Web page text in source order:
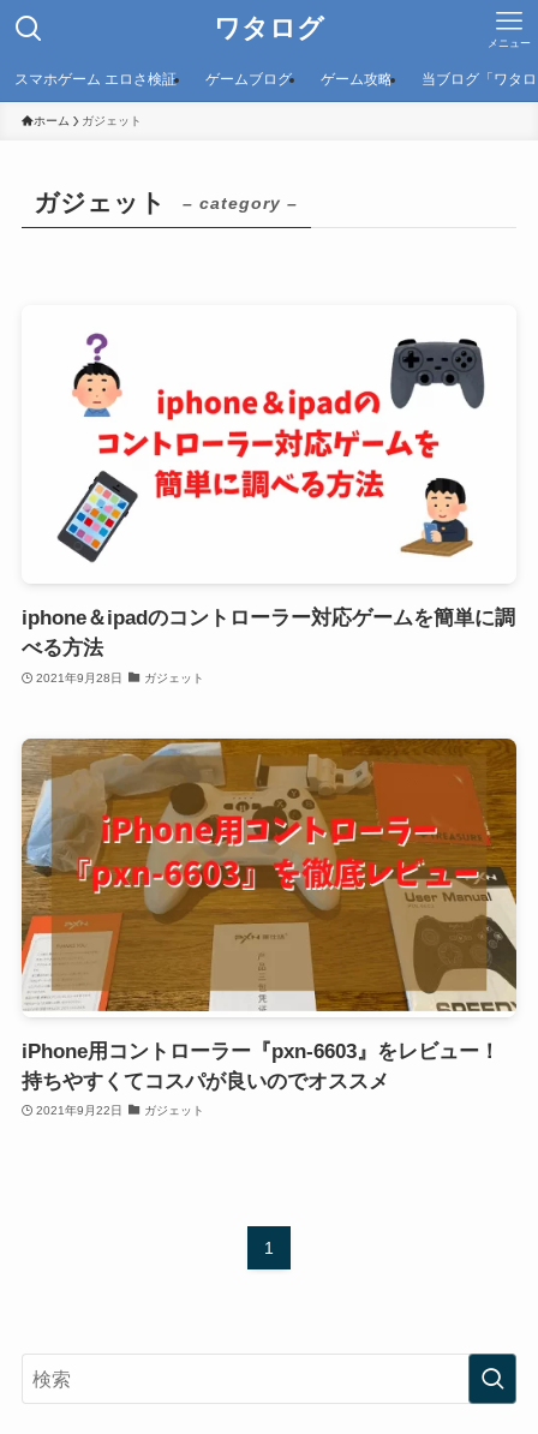
ワタログ メニュー
スマホゲーム エロさ検証 ゲームブログ ゲーム攻略 当ブログ「ワタ
ホーム ガジェット
ガジェット – category –
iphone＆ipadのコントローラー対応ゲームを簡単に調
べる方法
2021年9月28日 ガジェット
iPhone用コントローラー『pxn-6603』をレビュー！
持ちやすくてコスパが良いのでオススメ
2021年9月22日 ガジェット
1